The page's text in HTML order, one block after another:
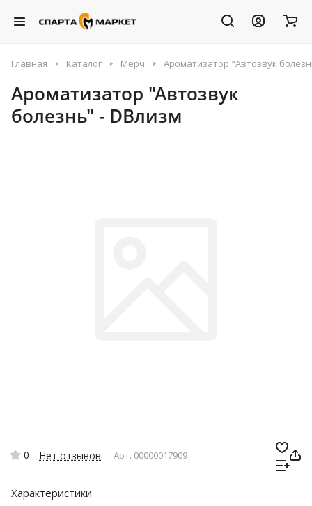
Главная Каталог Мерч Ароматизатор "Автозвук
Ароматизатор "Автозвук
болезнь" - DBлизм
0 Нет отзывов Арт. 00000017909
Характеристики